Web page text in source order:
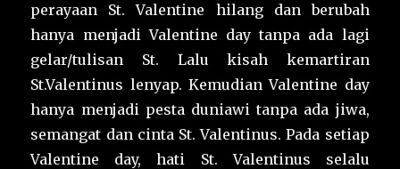
perayaan St. Valentine hilang dan berubah
hanya menjadi Valentine day tanpa ada lagi
gelar/tulisan St. Lalu kisah kemartiran
St.Valentinus lenyap. Kemudian Valentine day
hanya menjadi pesta duniawi tanpa ada jiwa,
semangat dan cinta St. Valentinus. Pada setiap
Valentine day, hati St. Valentinus selalu